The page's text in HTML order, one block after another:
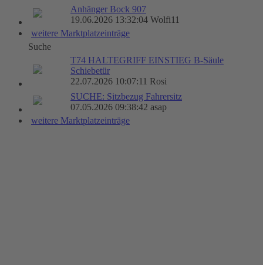
Anhänger Bock 907
19.06.2026 13:32:04 Wolfi11
weitere Marktplatzeinträge
Suche
T74 HALTEGRIFF EINSTIEG B-Säule
Schiebetür
22.07.2026 10:07:11 Rosi
SUCHE: Sitzbezug Fahrersitz
07.05.2026 09:38:42 asap
weitere Marktplatzeinträge